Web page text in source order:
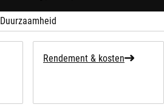
Duurzaamheid
Rendement & kosten